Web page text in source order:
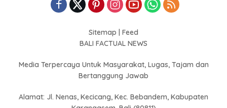
Sitemap
Feed
BALI FACTUAL NEWS
Media Terpercaya Untuk Masyarakat, Lugas, Tajam dan
Bertanggung Jawab
Alamat: Jl. Nenas, Kecicang, Kec. Bebandem, Kabupaten